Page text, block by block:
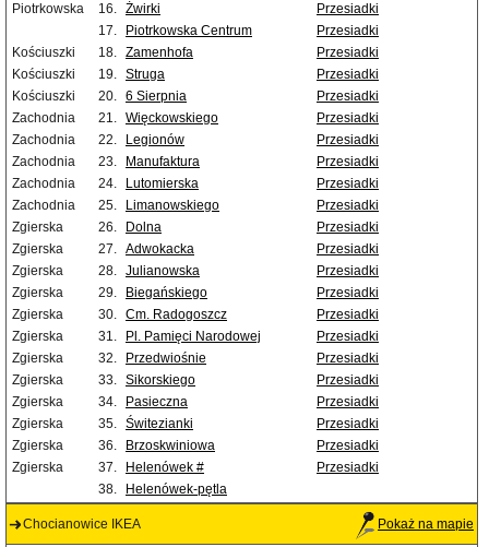
Piotrkowska
16. Żwirki
Przesiadki
17.
Piotrkowska Centrum
Przesiadki
Kościuszki
18. Zamenhofa
Przesiadki
Kościuszki
19. Struga
Przesiadki
Kościuszki
20. 6 Sierpnia
Przesiadki
Zachodnia
21. Więckowskiego
Przesiadki
Zachodnia
22. Legionów
Przesiadki
Zachodnia
23. Manufaktura
Przesiadki
Zachodnia
24. Lutomierska
Przesiadki
Zachodnia
25. Limanowskiego
Przesiadki
Zgierska
26. Dolna
Przesiadki
Zgierska
27. Adwokacka
Przesiadki
Zgierska
28. Julianowska
Przesiadki
Zgierska
29. Biegańskiego
Przesiadki
Zgierska
30. Cm. Radogoszcz
Przesiadki
Zgierska
31. Pl. Pamięci Narodowej
Przesiadki
Zgierska
32. Przedwiośnie
Przesiadki
Zgierska
33. Sikorskiego
Przesiadki
Zgierska
34. Pasieczna
Przesiadki
Zgierska
35. Świtezianki
Przesiadki
Zgierska
36. Brzoskwiniowa
Przesiadki
Zgierska
37. Helenówek #
Przesiadki
38.
Helenówek-pętla
Chocianowice IKEA Pokaż na mapie